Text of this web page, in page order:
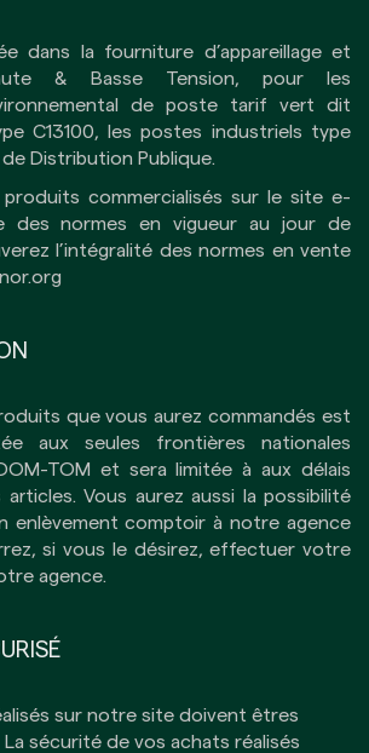
dans la fourniture d’appareillage et
& Basse Tension, pour les
de poste tarif vert dit
C13100, les postes industriels type
Distribution Publique.
produits commercialisés sur le site e-
des normes en vigueur au jour de
l’intégralité des normes en vente
que vous aurez commandés est
aux seules frontières nationales
TOM et sera limitée à aux délais
articles. Vous aurez aussi la possibilité
enlèvement comptoir à notre agence
si vous le désirez, effectuer votre
agence.
sur notre site doivent êtres
La sécurité de vos achats réalisés